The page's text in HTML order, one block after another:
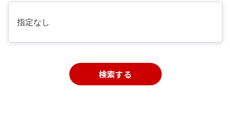
指定なし
検索する